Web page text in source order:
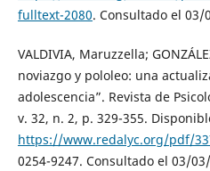
fulltext-2080. Consultado el 03/
VALDIVIA, Maruzzella;
noviazgo y pololeo: una
adolescencia”. Revista de
v. 32, n. 2, p. 329-355.
https://www.redalyc.org/pdf/
0254-9247. Consultado el 03/